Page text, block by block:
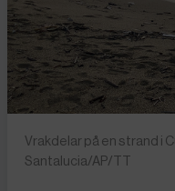
Vrakdelar på en strand i
Santalucia/AP/TT